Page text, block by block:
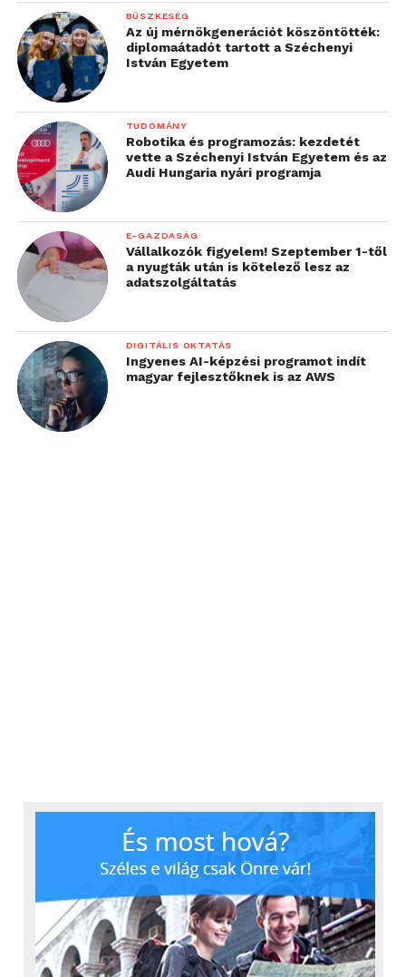
BÜSZKESÉG
Az új mérnökgenerációt köszöntötték:
diplomaátadót tartott a Széchenyi
István Egyetem
TUDOMÁNY
Robotika és programozás: kezdetét
vette a Széchenyi István Egyetem és az
Audi Hungaria nyári programja
E-GAZDASÁG
Vállalkozók figyelem! Szeptember 1-től
a nyugták után is kötelező lesz az
adatszolgáltatás
DIGITÁLIS OKTATÁS
Ingyenes AI-képzési programot indít
magyar fejlesztőknek is az AWS